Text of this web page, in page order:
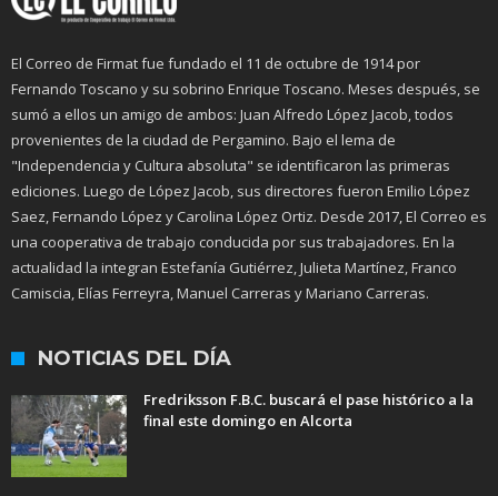
El Correo de Firmat fue fundado el 11 de octubre de 1914 por
Fernando Toscano y su sobrino Enrique Toscano. Meses después, se
sumó a ellos un amigo de ambos: Juan Alfredo López Jacob, todos
provenientes de la ciudad de Pergamino. Bajo el lema de
"Independencia y Cultura absoluta" se identificaron las primeras
ediciones. Luego de López Jacob, sus directores fueron Emilio López
Saez, Fernando López y Carolina López Ortiz. Desde 2017, El Correo es
una cooperativa de trabajo conducida por sus trabajadores. En la
actualidad la integran Estefanía Gutiérrez, Julieta Martínez, Franco
Camiscia, Elías Ferreyra, Manuel Carreras y Mariano Carreras.
NOTICIAS DEL DÍA
Fredriksson F.B.C. buscará el pase histórico a la
final este domingo en Alcorta